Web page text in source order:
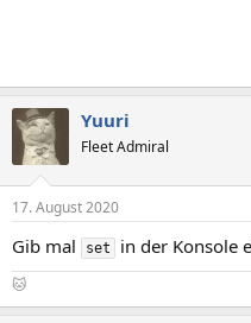
Yuuri
Fleet Admiral
17. August 2020
Gib mal set in der Konsole
🐱